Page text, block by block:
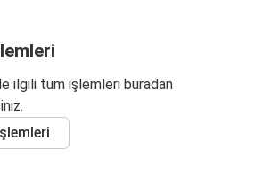
ilgili tüm işlemleri buradan